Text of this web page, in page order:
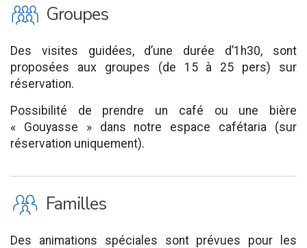
O Groupes
Des visites guidées, d’une durée d’1h30, sont
proposées aux groupes (de 15 à 25 pers) sur
réservation.
Possibilité de prendre un café ou une bière
« Gouyasse » dans notre espace cafétaria (sur
réservation uniquement).
K Familles
Des animations spéciales sont prévues pour les